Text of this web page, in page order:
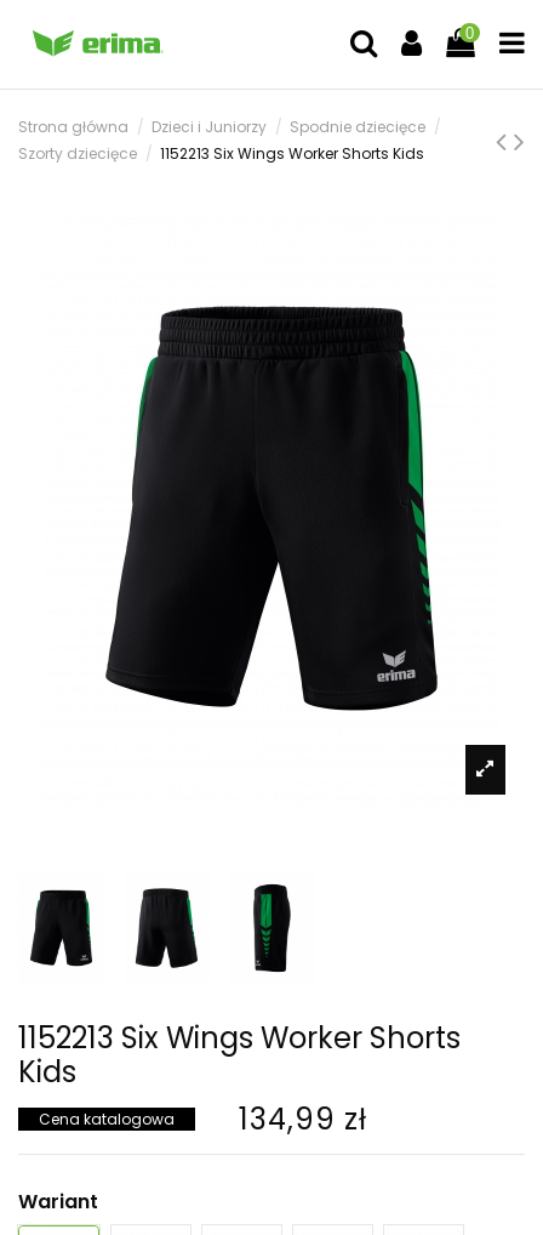
0
Strona główna Dzieci i Juniorzy
Spodnie dziecięce
Szorty dziecięce
1152213 Six Wings Worker Shorts Kids
1152213 Six Wings Worker Shorts
Kids
Cena katalogowa 134,99 zł
Wariant